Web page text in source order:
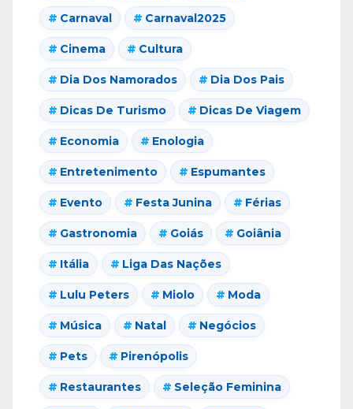
Carnaval Carnaval2025
Cinema Cultura
Dia Dos Namorados Dia Dos Pais
Dicas De Turismo Dicas De Viagem
Economia Enologia
Entretenimento Espumantes
Evento Festa Junina Férias
Gastronomia Goiás Goiânia
Itália Liga Das Nações
Lulu Peters Miolo Moda
Música Natal Negócios
Pets Pirenópolis
Restaurantes Seleção Feminina